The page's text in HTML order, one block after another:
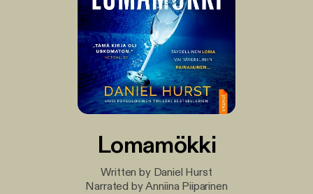
Lomamökki
Written by Daniel Hurst
Narrated by Anniina Piiparinen